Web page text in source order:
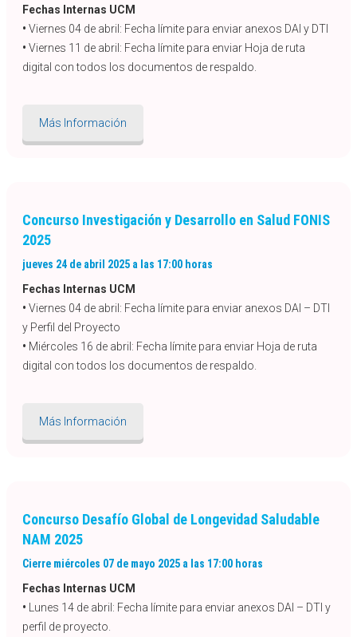
Fechas Internas UCM
• Viernes 04 de abril: Fecha límite para enviar anexos DAI y DTI
• Viernes 11 de abril: Fecha límite para enviar Hoja de ruta
digital con todos los documentos de respaldo.
Más Información
Concurso Investigación y Desarrollo en Salud FONIS
2025
jueves 24 de abril 2025 a las 17:00 horas
Fechas Internas UCM
• Viernes 04 de abril: Fecha límite para enviar anexos DAI – DTI
y Perfil del Proyecto
• Miércoles 16 de abril: Fecha límite para enviar Hoja de ruta
digital con todos los documentos de respaldo.
Más Información
Concurso Desafío Global de Longevidad Saludable
NAM 2025
Cierre miércoles 07 de mayo 2025 a las 17:00 horas
Fechas Internas UCM
• Lunes 14 de abril: Fecha límite para enviar anexos DAI – DTI y
perfil de proyecto.